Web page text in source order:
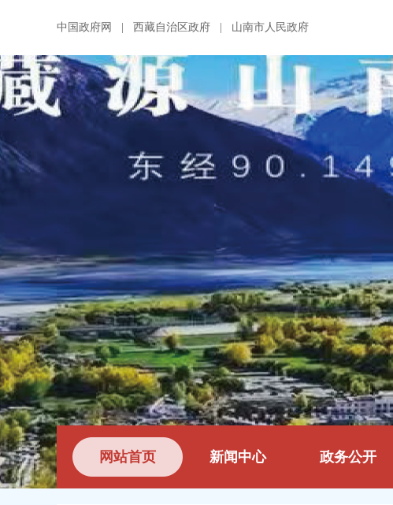
中国政府网 西藏自治区政府 山南市人民政府
网站首页 新闻中心 政务公开